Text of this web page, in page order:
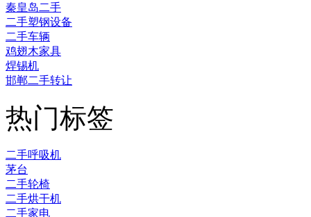
秦皇岛二手
二手塑钢设备
二手车辆
鸡翅木家具
焊锡机
邯郸二手转让
热门标签
二手呼吸机
茅台
二手轮椅
二手烘干机
二手家电